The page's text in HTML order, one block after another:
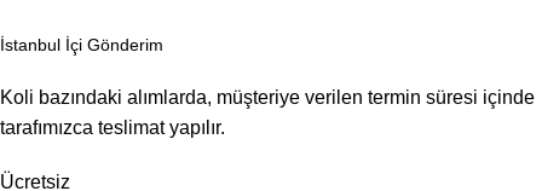
İstanbul İçi Gönderim
Koli bazındaki alımlarda, müşteriye verilen termin süresi içinde
tarafımızca teslimat yapılır.
Ücretsiz